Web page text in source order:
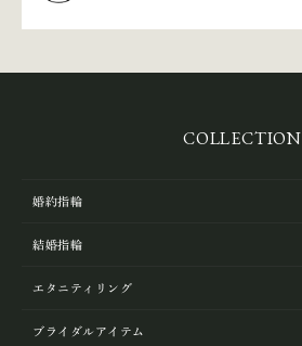
COLLECTION
婚約指輪
結婚指輪
エタニティリング
ブライダルアイテム